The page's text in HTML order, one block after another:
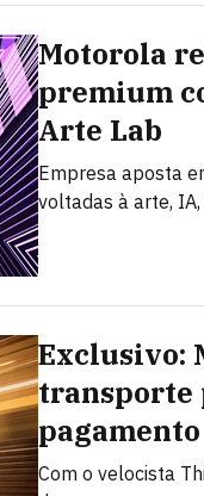
Motorola
premium
Arte Lab
Empresa aposta
voltadas à arte,
Exclusivo:
transporte
Com o velocista